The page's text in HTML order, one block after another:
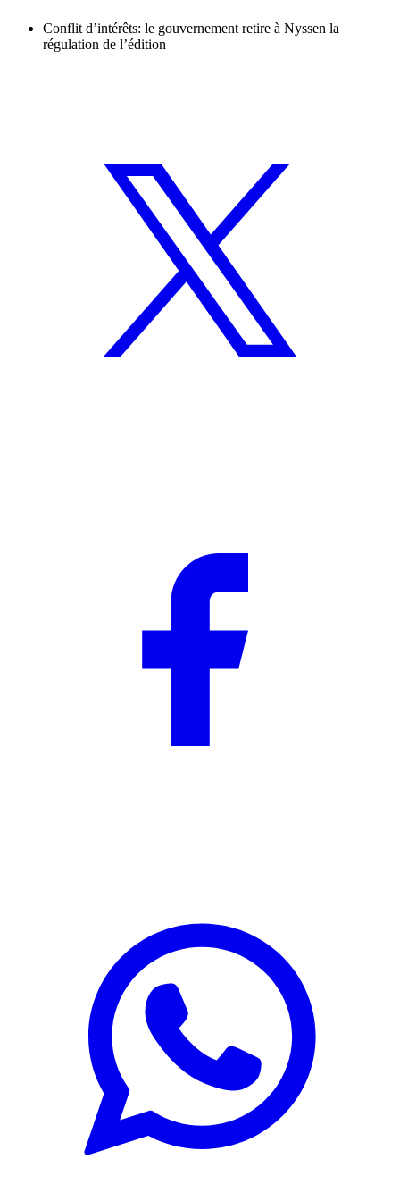
Conflit d’intérêts: le gouvernement retire à Nyssen la
régulation de l’édition